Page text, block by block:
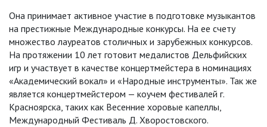
Она принимает активное участие в подготовке музыкантов
на престижные Международные конкурсы. На ее счету
множество лауреатов столичных и зарубежных конкурсов.
На протяжении 10 лет готовит медалистов Дельфийских
игр и участвует в качестве концертмейстера в номинациях
«Академический вокал» и «Народные инструменты». Так же
является концертмейстером — коучем фестивалей г.
Красноярска, таких как Весенние хоровые капеллы,
Международный Фестиваль Д. Хворостовского.